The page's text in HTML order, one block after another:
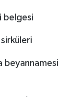
belgesi
beyannamesi